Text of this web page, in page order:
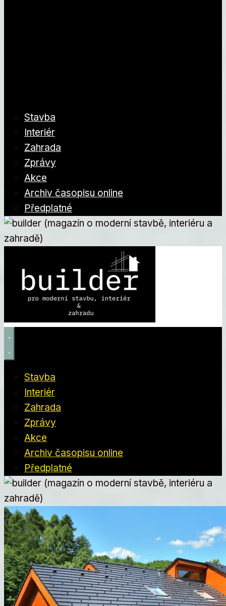
Stavba
Interiér
Zahrada
Zprávy
Akce
Archiv časopisu online
Předplatné
Stavba
Interiér
Zahrada
Zprávy
Akce
Archiv časopisu online
Předplatné